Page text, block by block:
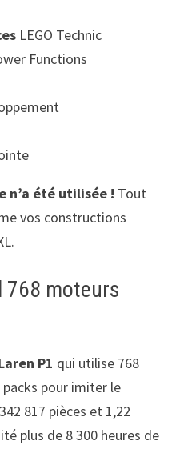
LEGO Technic
Functions
n’a été utilisée ! Tout
vos constructions
768 moteurs
P1 qui utilise 768
packs pour imiter le
817 pièces et 1,22
plus de 8 300 heures de